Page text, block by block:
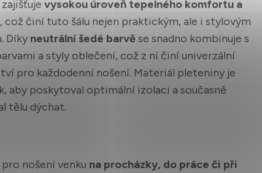
zajišťuje vysokou úroveň tepelného komfortu a
, což činí tuto šálu nejen praktickým, ale i stylovým
Díky neutrální šedé barvěse snadno kombinuje s
a styly oblečení, což z ní činí univerzální
pro každodenní nošení. Materiál pleteniny je
aby poskytoval optimální izolaci a současně
tělu dýchat.
nošení venku na procházky, do práce či při